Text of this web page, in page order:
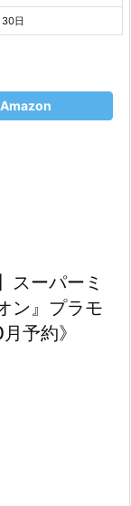
日
Amazon
スーパーミ
ン』プラモ
予約》